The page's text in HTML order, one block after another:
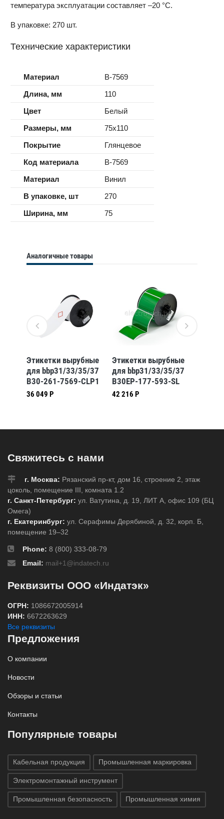
температура эксплуатации составляет –20 °С.
В упаковке: 270 шт.
Технические характеристики
Материал
B-7569
Длина, мм
110
Цвет
Белый
Размеры, мм
75x110
Покрытие
Глянцевое
Код материала
B-7569
Материал
Винил
В упаковке, шт
270
Ширина, мм
75
Аналогичные товары
Этикетки вырубные
для bbp31/33/35/37
B30-261-7569-CLP1
36 049 Р
Этикетки вырубные
для bbp31/33/35/37
B30EP-177-593-SL
42 216 Р
Свяжитесь с нами
г. Москва: Рязанский пр-кт, дом 16, строение 2, этаж
цоколь, помещение III, комната 1.2
г. Санкт-Петербург: ул. Ватутина, д. 19, ЛИТ А, офис 109 (БЦ
Омега)
г. Екатеринбург: ул. Серафимы Дерябиной, д. 32, корп. Б,
помещение 19–32
Phone: 8 (800) 333-08-79
Email: mail+1@indatech.ru
Реквизиты ООО «Индатэк»
ОГРН: 1086672005914
ИНН: 6672263629
Все реквизиты
Предложения
О компании
Новости
Обзоры и статьи
Контакты
Популярные товары
Кабельная продукция Промышленная маркировка
Электромонтажный инструмент
Промышленная безопасность Промышленная химия